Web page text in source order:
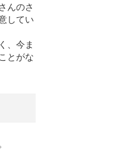
んのさ
してい
、今ま
とがな